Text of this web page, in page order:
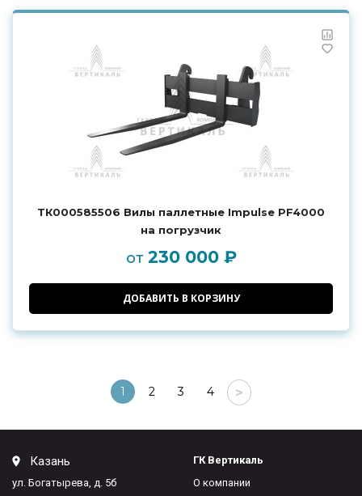
ТК000585506 Вилы паллетные Impulse PF4000
на погрузчик
от 230 000 ₽
ДОБАВИТЬ В КОРЗИНУ
1 2 3 4 >
Казань
ул. Богатырева, д. 5б
ГК Вертикаль
О компании